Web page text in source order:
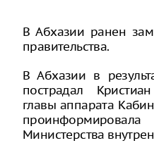
В Абхазии ранен
правительства.
В Абхазии в
пострадал
главы аппарата
Министерства